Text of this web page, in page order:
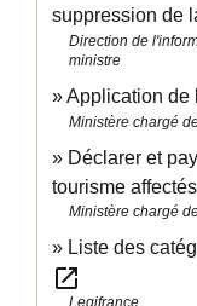
suppression de
Direction de
ministre
Application de
Ministère chargé
Déclarer et
tourisme
Ministère chargé
Liste des
open_in_new
Legifrance